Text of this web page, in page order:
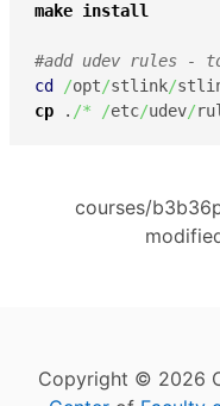
make install
#add udev rules -
cd
/opt/stlink/
cp . /* /etc/udev/
courses/
Copyright © 2026